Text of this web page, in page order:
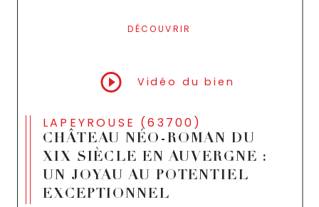
DÉCOUVRIR
Vidéo du bien
LAPEYROUSE (63700)
CHÂTEAU NÉO-ROMAN DU
XIX SIÈCLE EN AUVERGNE :
UN JOYAU AU POTENTIEL
EXCEPTIONNEL